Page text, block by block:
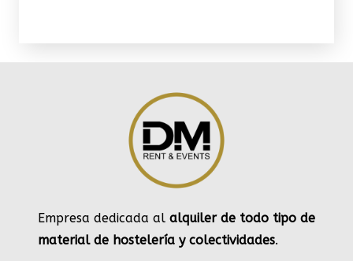
Empresa dedicada al alquiler de todo tipo de
material de hostelería y colectividades.